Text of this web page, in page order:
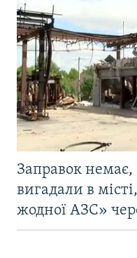
Заправок
вигадали в
жодної АЗС»